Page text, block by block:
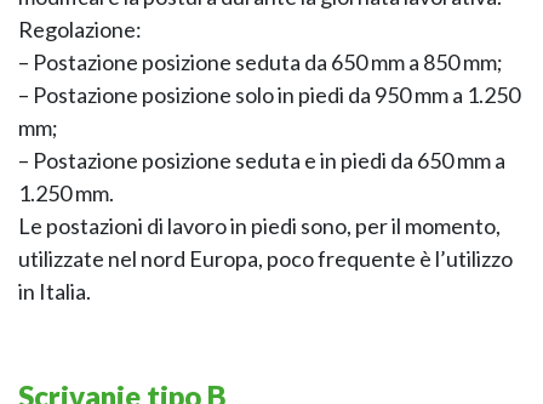
Regolazione:
– Postazione posizione seduta da 650 mm a 850 mm;
– Postazione posizione solo in piedi da 950 mm a 1.250
mm;
– Postazione posizione seduta e in piedi da 650 mm a
1.250 mm.
Le postazioni di lavoro in piedi sono, per il momento,
utilizzate nel nord Europa, poco frequente è l’utilizzo
in Italia.
Scrivanie tipo B